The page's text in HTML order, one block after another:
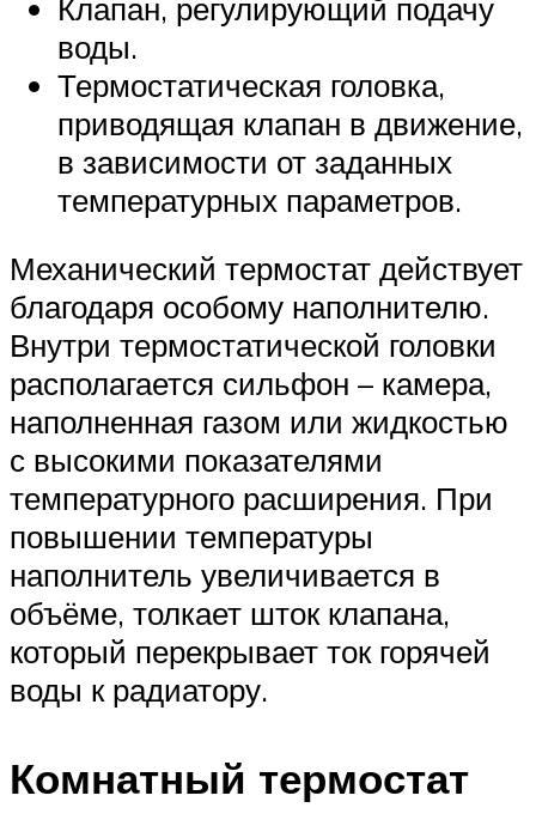
Клапан, регулирующий подачу
воды.
Термостатическая головка,
приводящая клапан в движение,
в зависимости от заданных
температурных параметров.
Механический термостат действует
благодаря особому наполнителю.
Внутри термостатической головки
располагается сильфон – камера,
наполненная газом или жидкостью
с высокими показателями
температурного расширения. При
повышении температуры
наполнитель увеличивается в
объёме, толкает шток клапана,
который перекрывает ток горячей
воды к радиатору.
Комнатный термостат